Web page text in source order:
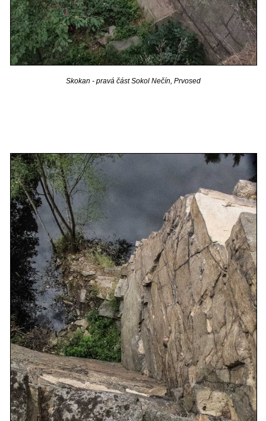
Skokan - pravá část Sokol Nečín, Prvosed